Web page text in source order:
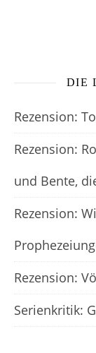
DIE
Rezension:
Rezension:
und Bente,
Rezension:
Rezension:
Serienkritik: